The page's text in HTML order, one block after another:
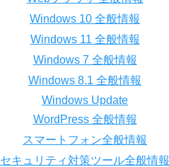
Windows 10 全般情報
Windows 11 全般情報
Windows 7 全般情報
Windows 8.1 全般情報
Windows Update
WordPress 全般情報
スマートフォン全般情報
セキュリティ対策ツール全般情報